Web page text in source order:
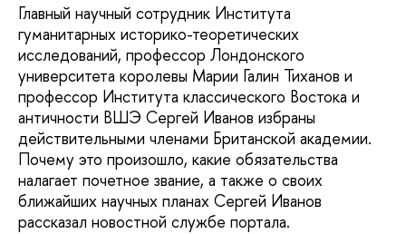
Главный научный сотрудник Института
гуманитарных историко-теоретических
исследований, профессор Лондонского
университета королевы Марии Галин Тиханов и
профессор Института классического Востока и
античности ВШЭ Сергей Иванов избраны
действительными членами Британской академии.
Почему это произошло, какие обязательства
налагает почетное звание, а также о своих
ближайших научных планах Сергей Иванов
рассказал новостной службе портала.